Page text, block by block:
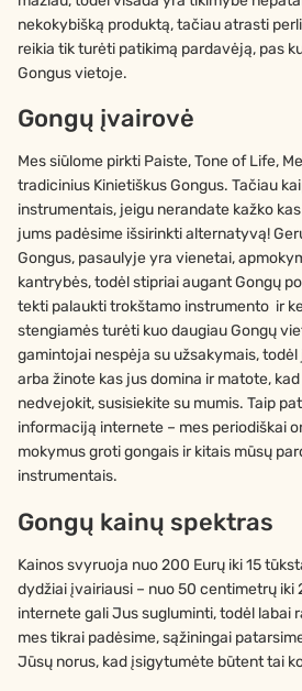
nekokybišką produktą, tačiau atrasti
reikia tik turėti patikimą pardavėją, pas
Gongus vietoje.
Gongų įvairovė
Mes siūlome pirkti Paiste, Tone of Life,
tradicinius Kinietiškus Gongus. Tačiau
instrumentais, jeigu nerandate kažko
jums padėsime išsirinkti alternatyvą!
Gongus, pasaulyje yra vienetai,
kantrybės, todėl stipriai augant Gongų
tekti palaukti trokštamo instrumento ir
stengiamės turėti kuo daugiau Gongų
gamintojai nespėja su užsakymais,
arba žinote kas jus domina ir matote,
nedvejokit, susisiekite su mumis. Taip
informaciją internete – mes periodiškai
mokymus groti gongais ir kitais mūsų
instrumentais.
Gongų kainų spektras
Kainos svyruoja nuo 200 Eurų iki 15
dydžiai įvairiausi – nuo 50 centimetrų iki
internete gali Jus sugluminti, todėl labai
mes tikrai padėsime, sąžiningai
Jūsų norus, kad įsigytumėte būtent tai